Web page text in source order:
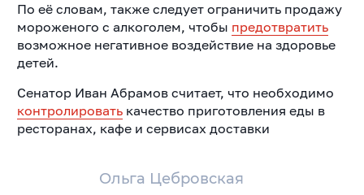
Ольга Цебровская
По её словам, также следует ограничить продажу
мороженого с алкоголем, чтобы предотвратить
возможное негативное воздействие на здоровье
детей.
Сенатор Иван Абрамов считает, что необходимо
контролироватькачество приготовления еды в
ресторанах, кафе и сервисах доставки